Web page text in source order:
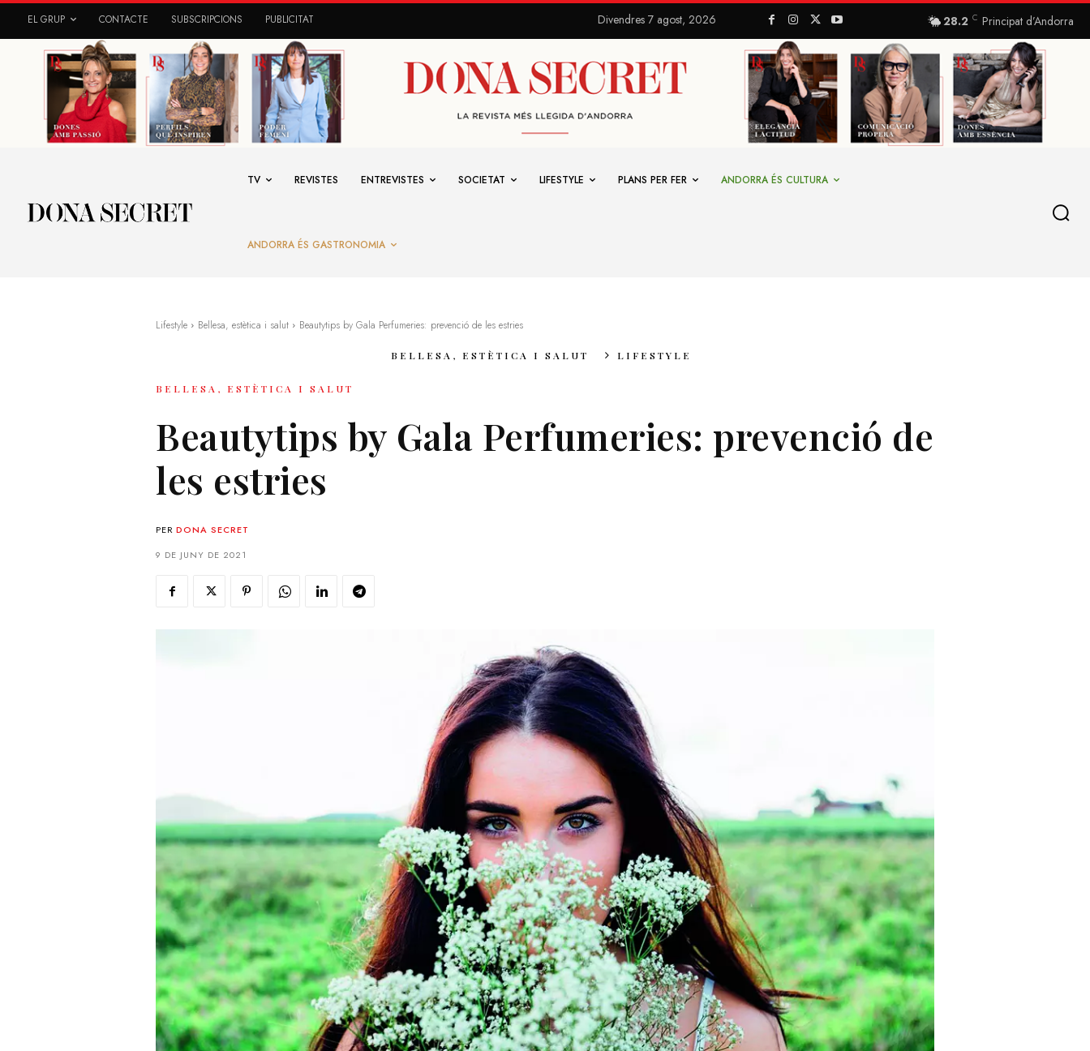
EL GRUP CONTACTE SUBSCRIPCIONS PUBLICITAT Divendres 7 agost, 2026 28.2 C Principat d’Andorra
TV REVISTES ENTREVISTES SOCIETAT LIFESTYLE PLANS PER FER ANDORRA ÉS CULTURA
ANDORRA ÉS GASTRONOMIA
Lifestyle Bellesa, estètica i salut Beautytips by Gala Perfumeries: prevenció de les estries
BELLESA, ESTÈTICA I SALUT LIFESTYLE
BELLESA, ESTÈTICA I SALUT
Beautytips by Gala Perfumeries: prevenció de
les estries
PER DONA SECRET
9 DE JUNY DE 2021